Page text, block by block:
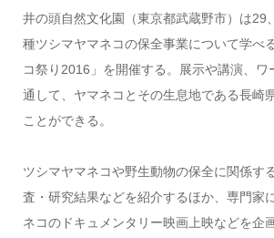
井の頭自然文化園（東京都武蔵野市）は29
種ツシマヤマネコの保全事業について学べ
コ祭り2016」を開催する。展示や講演、ワ
通して、ヤマネコとその生息地である長崎
ことができる。
ツシマヤマネコや野生動物の保全に関係す
査・研究結果などを紹介するほか、専門家
ネコのドキュメンタリー映画上映などを企